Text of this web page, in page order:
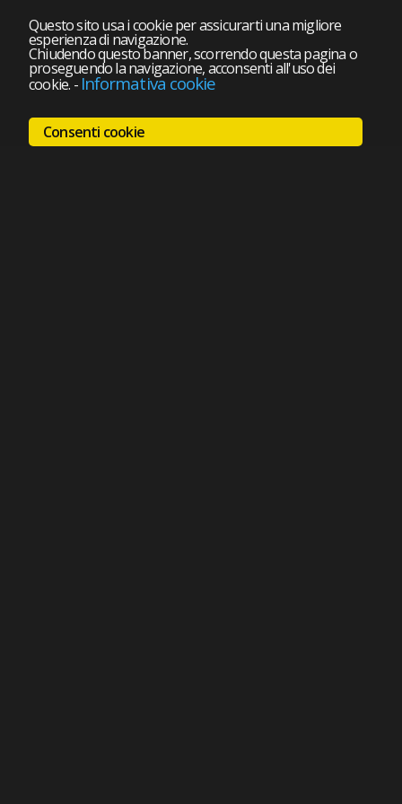
Questo sito usa i cookie per assicurarti una migliore
esperienza di navigazione.
Chiudendo questo banner, scorrendo questa pagina o
proseguendo la navigazione, acconsenti all'uso dei
cookie. - Informativa cookie
Consenti cookie